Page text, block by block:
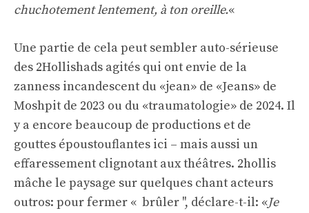
chuchotement lentement, à ton oreille.«
Une partie de cela peut sembler auto-sérieuse
des 2Hollishads agités qui ont envie de la
zanness incandescent du «jean» de «Jeans» de
Moshpit de 2023 ou du «traumatologie» de 2024. Il
y a encore beaucoup de productions et de
gouttes époustouflantes ici – mais aussi un
effaressement clignotant aux théâtres. 2hollis
mâche le paysage sur quelques chant acteurs
outros: pour fermer « brûler '', déclare-t-il: «Je